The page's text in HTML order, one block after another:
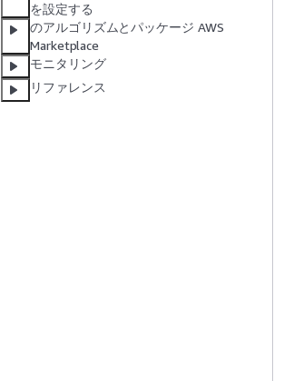
を設定する
のアルゴリズムとパッケージ AWS
Marketplace
モニタリング
リファレンス